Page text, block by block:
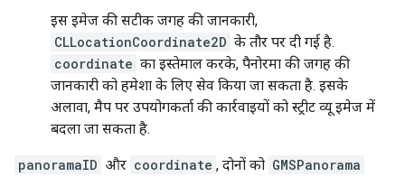
इस इमेज की सटीक जगह की जानकारी,
CLLocationCoordinate2D के तौर पर दी गई है.
coordinate का इस्तेमाल करके, पैनोरमा की जगह की
जानकारी को हमेशा के लिए सेव किया जा सकता है. इसके
अलावा, मैप पर उपयोगकर्ता की कार्रवाइयों को स्ट्रीट व्यू इमेज में
बदला जा सकता है.
panoramaID और coordinate , दोनों को GMSPanorama